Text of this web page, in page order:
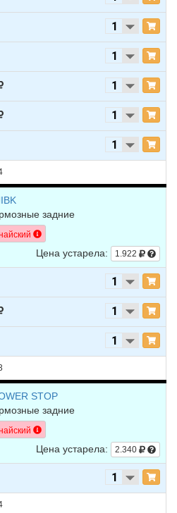
задние
Цена устарела: 1.922
STOP
задние
Цена устарела: 2.340